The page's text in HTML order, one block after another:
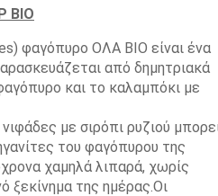
ΒΙΟ
φαγόπυρο ΟΛΑ ΒΙΟ είναι ένα
από δημητριακά
και το καλαμπόκι με
με σιρόπι ρυζιού
του φαγόπυρου της
χαμηλά λιπαρά, χωρίς
ξεκίνημα της ημέρας.Οι